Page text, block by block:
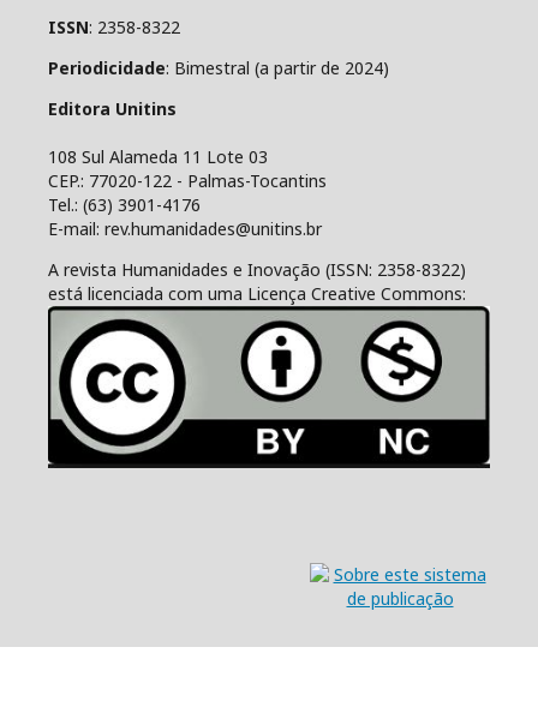
ISSN: 2358-8322
Periodicidade: Bimestral (a partir de 2024)
Editora Unitins
108 Sul Alameda 11 Lote 03
CEP.: 77020-122 - Palmas-Tocantins
Tel.: (63) 3901-4176
E-mail: rev.humanidades@unitins.br
A revista Humanidades e Inovação (ISSN: 2358-8322)
está licenciada com uma Licença Creative Commons: